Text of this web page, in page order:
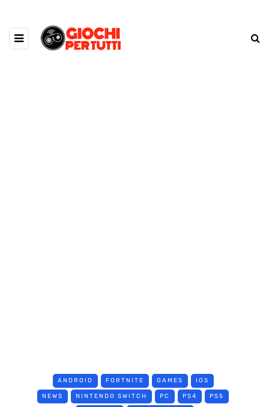
ANDROID FORTNITE GAMES IOS
NEWS NINTENDO SWITCH PC PS4 PS5